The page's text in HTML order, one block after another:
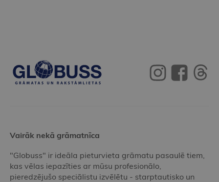
Vairāk nekā grāmatnīca
"Globuss" ir ideāla pieturvieta grāmatu pasaulē tiem,
kas vēlas iepazīties ar mūsu profesionālo,
pieredzējušo speciālistu izvēlētu - starptautisko un